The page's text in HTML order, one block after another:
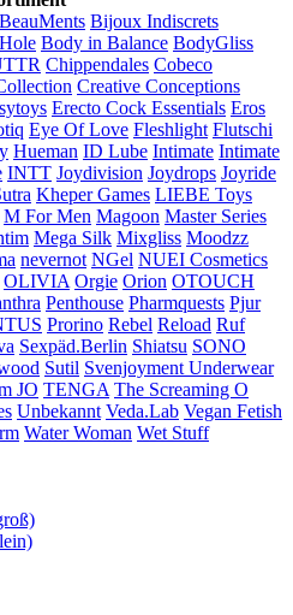
BeauMents Bijoux Indiscrets
Body in Balance BodyGliss
Chippendales Cobeco
Creative Conceptions
Erecto Cock Essentials Eros
Eye Of Love Fleshlight Flutschi
Hueman ID Lube Intimate Intimate
INTT Joydivision Joydrops Joyride
Kheper Games LIEBE Toys
M For Men Magoon Master Series
Mega Silk Mixgliss Moodzz
nevernot NGel NUEI Cosmetics
OLIVIA Orgie Orion OTOUCH
Penthouse Pharmquests Pjur
Prorino Rebel Reload Ruf
Sexpäd.Berlin Shiatsu SONO
Sutil Svenjoyment Underwear
JO TENGA The Screaming O
Unbekannt Veda.Lab Vegan Fetish
Water Woman Wet Stuff